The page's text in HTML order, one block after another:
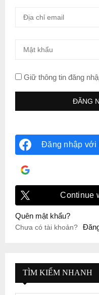
Giữ thông tin đăng
Đăng nhập với
Continue
Quên mật khẩu?
Chưa có tài khoản?
TÌM KIẾM NHANH